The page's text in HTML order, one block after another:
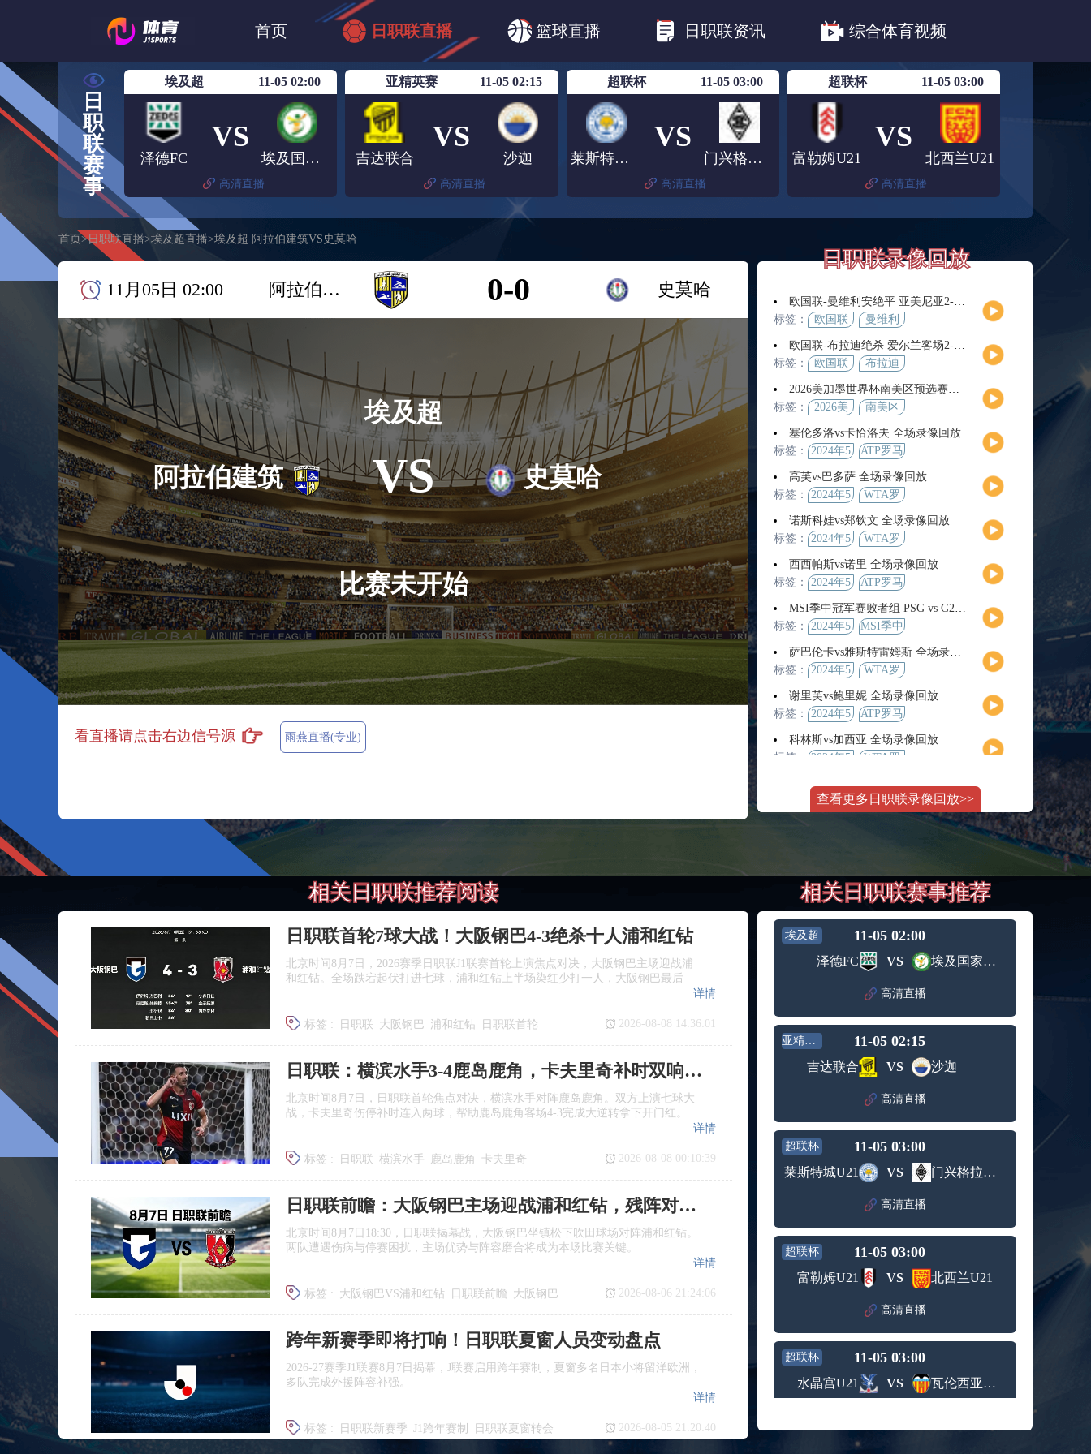
首页 日职联直播 篮球直播 日职联资讯 综合体育视频
日篮B1 日职联 日职联FC东京
日职联广岛三箭
日
职
联
赛
事
埃及超 11-05 02:00
泽德FC
VS
埃及国家银行
高清直播
亚精英赛 11-05 02:15
吉达联合
VS
沙迦
高清直播
超联杯 11-05 03:00
莱斯特城U21
VS
门兴格拉德巴赫青年队
高清直播
超联杯 11-05 03:00
富勒姆U21
VS
北西兰U21
高清直播
首页 >日职联直播>埃及超直播>埃及超 阿拉伯建筑VS史莫哈
11月05日 02:00 阿拉伯建筑 0-0 史莫哈
阿拉伯建筑
埃及超
VS
比赛未开始
史莫哈
看直播请点击右边信号源 雨燕直播(专业)
日职联录像回放
欧国联-曼维利安绝平 亚美尼亚2-2法罗群岛
标签：
欧国联
曼维利
欧国联-布拉迪绝杀 爱尔兰客场2-1逆转芬兰
标签：
欧国联 布拉迪
2026美加墨世界杯南美区预选赛第9轮全场集锦
标签：
2026美
界杯
南美区
塞伦多洛vs卡恰洛夫 全场录像回放
标签：
2024年5
ATP罗马
男单第3
轮
高芙vs巴多萨 全场录像回放
标签：
2024年5
WTA罗
赛女单
第4轮
诺斯科娃vs郑钦文 全场录像回放
标签：
2024年5
WTA罗
赛女单
第3轮
西西帕斯vs诺里 全场录像回放
标签：
2024年5
ATP罗马
男单第3
轮
MSI季中冠军赛败者组 PSG vs G2 全场录像回放
标签：
2024年5
MSI季中
败者组
萨巴伦卡vs雅斯特雷姆斯 全场录像回放
标签：
2024年5
WTA罗
赛女单
第3轮
谢里芙vs鲍里妮 全场录像回放
标签：
2024年5
ATP罗马
女单第2
轮
科林斯vs加西亚 全场录像回放
标签：
2024年5
WTA罗
赛女单
第3轮
斯维托丽娜vs萨巴伦卡 全场录像回放
2024年5
月14日
WTA罗
马公开
纳波利塔诺vs贾里 全场录像回放
男单第3
轮
标签： 2024年5
月11日
WTA1000
罗马大
师赛第3
轮
WTT沙特大满贯女单半决赛 陈梦vs早田希娜 全场录像回放
标签： 2024年5
月11日
WTT沙
贯女单
蒙泰罗vs凯茨曼诺维奇 全场录像回放
大师赛
轮
纳尔迪vs鲁内 全场录像回放
标签： 2024年5
月12日
ATP罗马
大师赛
男单第2
轮
萨卡里vs加里宁娜 全场录像回放
标签： 2024年5
WTA罗
马大师
赛女单
第3轮
吉隆vs卢布列夫 全场录像回放
月12日
ATP罗马
大师赛
轮
兹维列夫vs达德尔里 全场录像回放
标签： 2024年5
月13日
ATP罗马
大师赛
男单第3
轮
阿纳尔迪vs贾里 全场录像回放
ATP罗马
大师赛
男单第2
轮
标签： 2024年5
月12日
WTA罗
马大师
赛女单
第3轮
托尔莫vs奥斯塔彭科 全场录像回放
标签： 2024年5
WTA罗
赛女单
斯诺克元老斯诺克世锦赛半决赛 伊戈尔-费格雷多vs德拉戈 全场录像回放
标签：
月12日
元老斯
诺克世
锦赛半
决赛
穆纳尔vs诺里 全场录像回放
月12日
ATP罗马
大师赛
男单第2
MSI季中冠军赛胜者组 BLG vs T1 全场录像回放
月12日
冠军赛
KPL春季赛季后赛败者组决赛 重庆狼队 vs 苏州KSG 全场录像回放
查看更多日职联录像回放>>
相关日职联推荐阅读
日职联首轮7球大战！大阪钢巴4‑3绝杀十人浦和红钻
北京时间8月7日，2026赛季日职联J1联赛首轮上演焦点对决，大阪钢巴主场迎战浦
和红钻。全场跌宕起伏打进七球，浦和红钻上半场染红少打一人，大阪钢巴最后
标签 : 日职联 大阪钢巴 浦和红钻 日职联首轮
详情
2026-08-08 14:36:01
日职联：横滨水手3‑4鹿岛鹿角，卡夫里奇补时双响上演逆转绝杀
北京时间8月7日，日职联首轮焦点对决，横滨水手对阵鹿岛鹿角。双方上演七球大
战，卡夫里奇伤停补时连入两球，帮助鹿岛鹿角客场4‑3完成大逆转拿下开门红。
标签 : 日职联 横滨水手 鹿岛鹿角 卡夫里奇
详情
2026-08-08 00:10:39
日职联前瞻：大阪钢巴主场迎战浦和红钻，残阵对决看点十足
北京时间8月7日18:30，日职联揭幕战，大阪钢巴坐镇松下吹田球场对阵浦和红钻。
两队遭遇伤病与停赛困扰，主场优势与阵容磨合将成为本场比赛关键。
标签 : 大阪钢巴VS浦和红钻 日职联前瞻 大阪钢巴
浦和红钻
详情
2026-08-06 21:24:06
跨年新赛季即将打响！日职联夏窗人员变动盘点
2026‑27赛季J1联赛8月7日揭幕，J联赛启用跨年赛制，夏窗多名日本小将留洋欧洲，
多队完成外援阵容补强。
标签 : 日职联新赛季 J1跨年赛制
日职联夏窗转会
详情
2026-08-05 21:20:40
相关日职联赛事推荐
埃及超 11-05 02:00
泽德FC VS 埃及国家银行
高清直播
亚精英赛 11-05 02:15
吉达联合 VS 沙迦
高清直播
超联杯 11-05 03:00
莱斯特城U21 VS 门兴格拉德巴赫青年队
高清直播
超联杯 11-05 03:00
富勒姆U21 VS 北西兰U21
高清直播
超联杯 11-05 03:00
水晶宫U21 VS 瓦伦西亚梅斯塔利亚